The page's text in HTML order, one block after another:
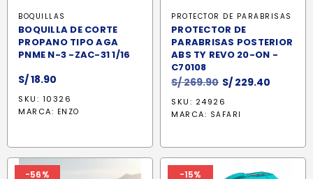
BOQUILLAS
BOQUILLA DE CORTE
PROPANO TIPO AGA
PNME N-3 -ZAC-31 1/16
S/18.90
SKU: 10326
MARCA: ENZO
PROTECTOR DE PARABRISAS
PROTECTOR DE
PARABRISAS POSTERIOR
ABS TY REVO 20-ON -
C70108
S/269.90 El
precio
original
S/ 229.40
SKU: 24926
MARCA: SAFARI
-56% -15%